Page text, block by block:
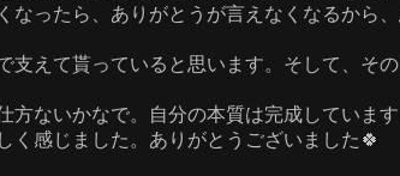
なったら、ありがとうが言えなくなるか
支えて貰っていると思います。そして、そ
方ないかなで。自分の本質は完成しています
く感じました。ありがとうございました🍀